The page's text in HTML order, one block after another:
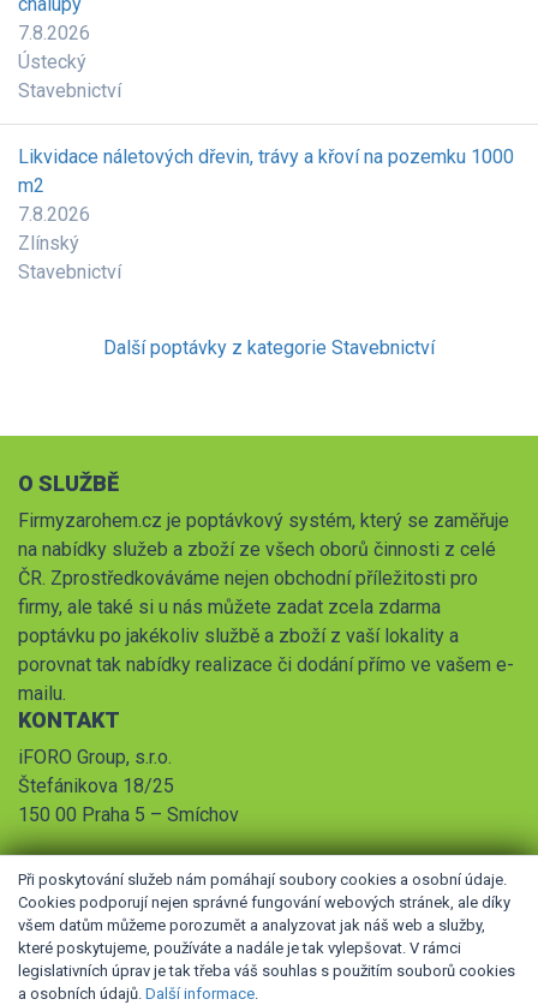
7.8.2026
Ústecký
Stavebnictví
Likvidace náletových dřevin, trávy a křoví na pozemku 1000
m2
7.8.2026
Zlínský
Stavebnictví
Další poptávky z kategorie Stavebnictví
O SLUŽBĚ
Firmyzarohem.cz je poptávkový systém, který se zaměřuje
na nabídky služeb a zboží ze všech oborů činnosti z celé
ČR. Zprostředkováváme nejen obchodní příležitosti pro
firmy, ale také si u nás můžete zadat zcela zdarma
poptávku po jakékoliv službě a zboží z vaší lokality a
porovnat tak nabídky realizace či dodání přímo ve vašem e-
mailu.
KONTAKT
iFORO Group, s.r.o.
Štefánikova 18/25
150 00 Praha 5 – Smíchov
© 2026 iFORO Group, s.r.o.,
Při poskytování služeb nám pomáhají soubory cookies a osobní údaje.
Cookies podporují nejen správné fungování webových stránek, ale díky
všem datům můžeme porozumět a analyzovat jak náš web a služby,
které poskytujeme, používáte a nadále je tak vylepšovat. V rámci
legislativních úprav je tak třeba váš souhlas s použitím souborů cookies
a osobních údajů. Další informace.